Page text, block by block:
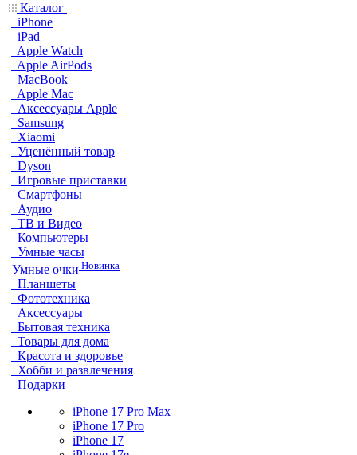
Каталог
iPhone
iPad
Apple Watch
Apple AirPods
MacBook
Apple Mac
Аксессуары Apple
Samsung
Xiaomi
Уценённый товар
Dyson
Игровые приставки
Смартфоны
Аудио
ТВ и Видео
Компьютеры
Умные часы
Умные очки Новинка
Планшеты
Фототехника
Аксессуары
Бытовая техника
Товары для дома
Красота и здоровье
Хобби и развлечения
Подарки
iPhone 17 Pro Max
iPhone 17 Pro
iPhone 17